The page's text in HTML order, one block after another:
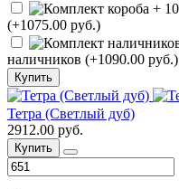
(+1075.00 руб.)
наличников (+1090.00 руб.)
Купить
Тетра (Светлый дуб)
2912.00 руб.
Купить